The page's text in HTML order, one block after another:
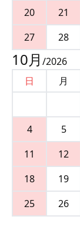
20
21
27
28
10月 /2026
日
月
4
5
11
12
18
19
25
26